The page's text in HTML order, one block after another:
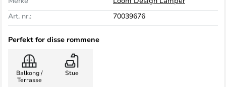
Art. nr.:
70039676
Perfekt for disse rommene
Balkong /
Terrasse
Stue